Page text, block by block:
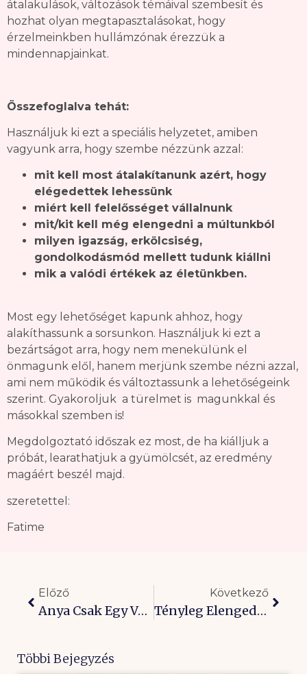
átalakulások, változások témáival szembesít és
hozhat olyan megtapasztalásokat, hogy
érzelmeinkben hullámzónak érezzük a
mindennapjainkat.
Összefoglalva tehát:
Használjuk ki ezt a speciális helyzetet, amiben
vagyunk arra, hogy szembe nézzünk azzal:
mit kell most átalakítanunk azért, hogy
elégedettek lehessünk
miért kell felelősséget vállalnunk
mit/kit kell még elengedni a múltunkból
milyen igazság, erkölcsiség,
gondolkodásmód mellett tudunk kiállni
mik a valódi értékek az életünkben.
Most egy lehetőséget kapunk ahhoz, hogy
alakíthassunk a sorsunkon. Használjuk ki ezt a
bezártságot arra, hogy nem menekülünk el
önmagunk elől, hanem merjünk szembe nézni azzal,
ami nem működik és változtassunk a lehetőségeink
szerint. Gyakoroljuk a türelmet is magunkkal és
másokkal szemben is!
Megdolgoztató időszak ez most, de ha kiálljuk a
próbát, learathatjuk a gyümölcsét, az eredmény
magáért beszél majd.
szeretettel:
Fatime
Előző
Anya Csak Egy Van! – Anyák Napjára….
Következő
Tényleg Elengedtem? Valóban Túl Vagyok Már Rajta?
Többi Bejegyzés